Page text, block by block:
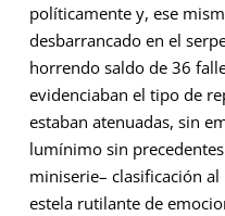
políticamente y, ese
desbarrancado en el
horrendo saldo de 36
evidenciaban el tipo de
estaban atenuadas, sin
lumínimo sin
miniserie– clasificación
estela rutilante de